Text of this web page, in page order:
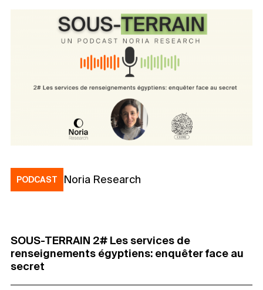
PODCAST Noria Research
SOUS-TERRAIN 2# Les services de
renseignements égyptiens: enquêter face au
secret